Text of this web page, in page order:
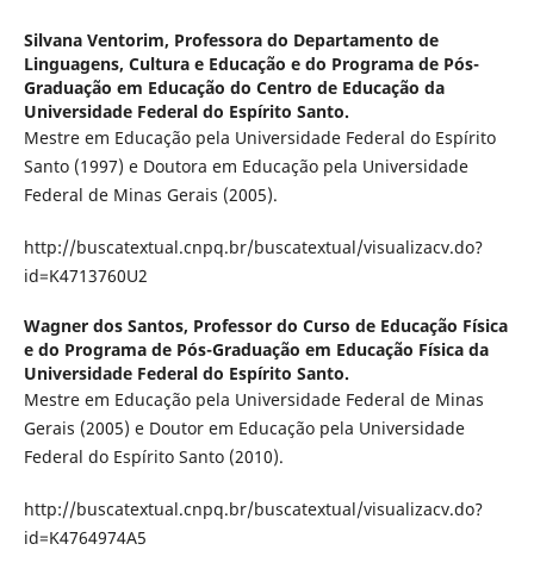
Silvana Ventorim, Professora do Departamento de
Linguagens, Cultura e Educação e do Programa de Pós-
Graduação em Educação do Centro de Educação da
Universidade Federal do Espírito Santo.
Mestre em Educação pela Universidade Federal do Espírito
Santo (1997) e Doutora em Educação pela Universidade
Federal de Minas Gerais (2005).
http://buscatextual.cnpq.br/buscatextual/visualizacv.do?
id=K4713760U2
Wagner dos Santos, Professor do Curso de Educação Física
e do Programa de Pós-Graduação em Educação Física da
Universidade Federal do Espírito Santo.
Mestre em Educação pela Universidade Federal de Minas
Gerais (2005) e Doutor em Educação pela Universidade
Federal do Espírito Santo (2010).
http://buscatextual.cnpq.br/buscatextual/visualizacv.do?
id=K4764974A5